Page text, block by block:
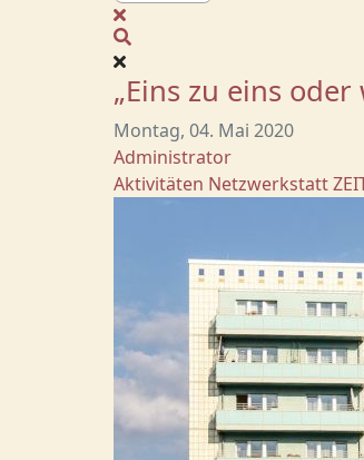
x
„Eins zu eins
Montag, 04. Mai 2020
Administrator
Aktivitäten Netzwerkstatt